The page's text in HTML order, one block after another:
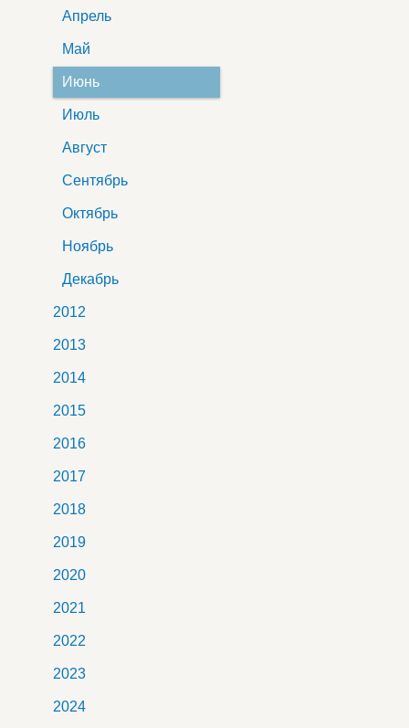
Апрель
Май
Июнь
Июль
Август
Сентябрь
Октябрь
Ноябрь
Декабрь
2012
2013
2014
2015
2016
2017
2018
2019
2020
2021
2022
2023
2024